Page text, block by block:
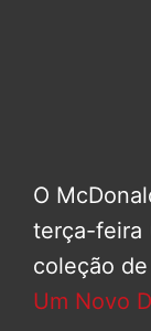
O
terça-feira
coleção
Um Novo